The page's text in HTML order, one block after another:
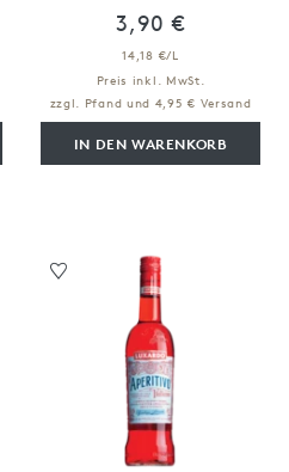
3,90 €
14,18 €/L
Preis inkl. MwSt.
zzgl. Pfand und 4,95 € Versand
IN DEN WARENKORB